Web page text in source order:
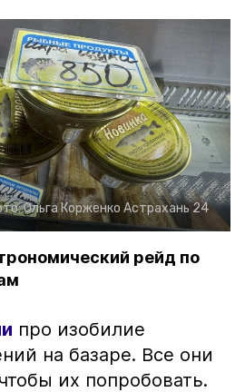
Ольга Корженко Астрахань 24
рейд по
про изобилие
на базаре. Все они
их попробовать.